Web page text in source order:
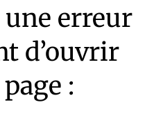
erreur
d’ouvrir
: